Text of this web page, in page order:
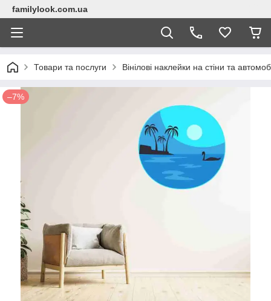
familylook.com.ua
Товари та послуги Вінілові наклейки на стіни та
–7%